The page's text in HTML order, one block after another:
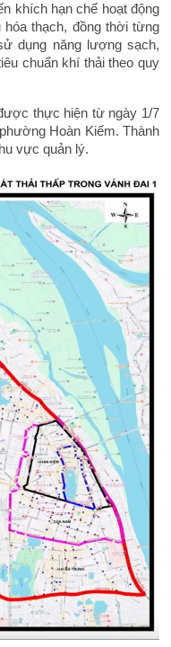
khích hạn chế hoạt động
thạch, đồng thời từng
dụng năng lượng sạch,
chuẩn khí thải theo quy
thực hiện từ ngày 1/7
Hoàn Kiếm. Thành
vực quản lý.